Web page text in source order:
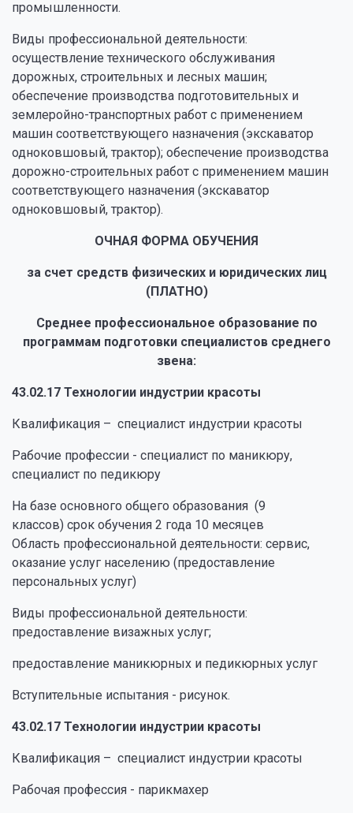
промышленности.
Виды профессиональной деятельности:
осуществление технического обслуживания
дорожных, строительных и лесных машин;
обеспечение производства подготовительных и
землеройно-транспортных работ с применением
машин соответствующего назначения (экскаватор
одноковшовый, трактор); обеспечение производства
дорожно-строительных работ с применением машин
соответствующего назначения (экскаватор
одноковшовый, трактор).
ОЧНАЯ ФОРМА ОБУЧЕНИЯ
за счет средств физических и юридических лиц
(ПЛАТНО)
Среднее профессиональное образование по
программам подготовки специалистов среднего
звена:
43.02.17 Технологии индустрии красоты
Квалификация – специалист индустрии красоты
Рабочие профессии - специалист по маникюру,
специалист по педикюру
На базе основного общего образования (9
классов) срок обучения 2 года 10 месяцев
Область профессиональной деятельности: сервис,
оказание услуг населению (предоставление
персональных услуг)
Виды профессиональной деятельности:
предоставление визажных услуг;
предоставление маникюрных и педикюрных услуг
Вступительные испытания - рисунок.
43.02.17 Технологии индустрии красоты
Квалификация – специалист индустрии красоты
Рабочая профессия - парикмахер